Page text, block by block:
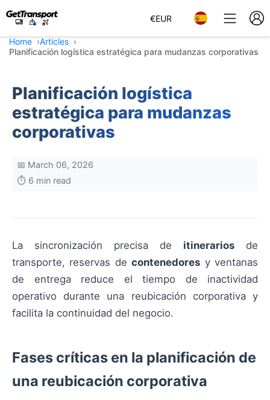
€EUR
Home
Articles
Planificación logística estratégica para mudanzas corporativas
Planificación logística
estratégica para mudanzas
corporativas
📅 March 06, 2026
⏱️ 6 min read
La sincronización precisa de itinerarios de
transporte, reservas decontenedores y ventanas
de entrega reduce el tiempo de inactividad
operativo durante una reubicación corporativa y
facilita la continuidad del negocio.
Fases críticas en la planificación de
una reubicación corporativa